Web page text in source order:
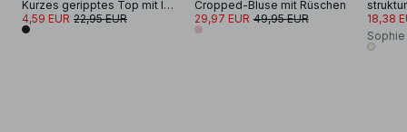
Kurzes geripptes Top mit langen Ärmeln
4,59 EUR 22,95 EUR
Cropped-Bluse mit Rüschen
29,97 EUR 49,95 EUR
18,38
Sophie